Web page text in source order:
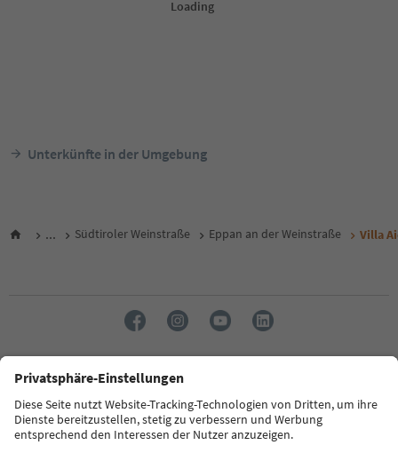
Unterkünfte in der Umgebung
... Südtiroler Weinstraße Eppan an der Weinstraße Villa
Sprache: Deutsch
FAQ Kontakt Presse MICE Datenschutzerklärung